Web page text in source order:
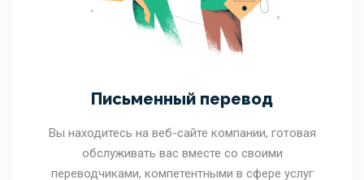
Письменный перевод
Вы находитесь на веб-сайте компании, готовая
обслуживать вас вместе со своими
переводчиками, компетентными в сфере услуг